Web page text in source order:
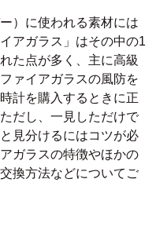
）に使われる素材には
アガラス」はその中の1
た点が多く、主に高級
ァイアガラスの風防を
計を購入するときに正
だし、一見しただけで
見分けるにはコツが必
ガラスの特徴やほかの
換方法などについてご